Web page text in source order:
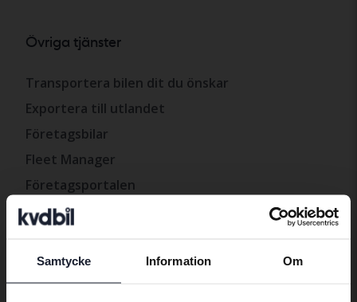
Samtycke Information Om
Övriga tjänster
Transportera bilen dit du önskar
Exportera till utlandet
Företagsbilar
Fleet Manager
Företagsportalen
Avslutade försäljningar
Kontakt
Preferred language